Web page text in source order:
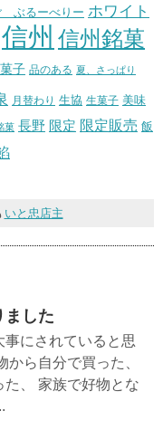
ぶるーべりー ホワイト
信州 信州銘菓
子 品のある 夏、さっぱり
月替わり 生協 生菓子 美味
菓 長野 限定 限定販売 飯
いと忠店主
ました
事にされていると思
から自分で買った、
た、 家族で好物とな